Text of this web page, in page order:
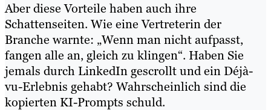
Aber diese Vorteile haben auch ihre
Schattenseiten. Wie eine Vertreterin der
Branche warnte: „Wenn man nicht aufpasst,
fangen alle an, gleich zu klingen“. Haben Sie
jemals durch LinkedIn gescrollt und ein Déjà-
vu-Erlebnis gehabt? Wahrscheinlich sind die
kopierten KI-Prompts schuld.